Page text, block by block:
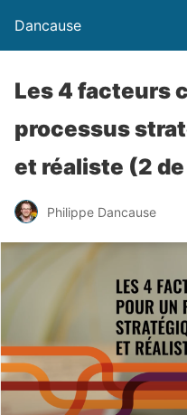
Dancause
Les 4 facteurs
processus
et réaliste (2 de
Philippe Dancause